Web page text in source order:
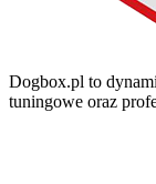
Dogbox.pl to
tuningowe oraz